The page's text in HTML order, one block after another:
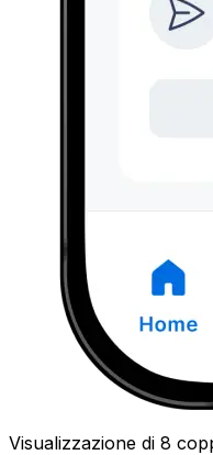
Visualizzazione di 8